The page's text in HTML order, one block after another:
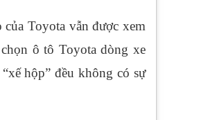
Toyota vẫn được xem
ô tô Toyota dòng xe
hộp” đều không có sự